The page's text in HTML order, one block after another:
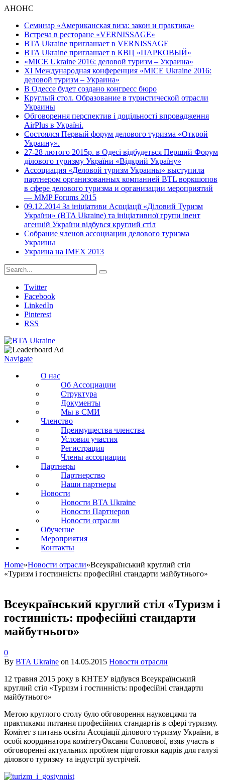
АНОНС
Семинар «Американская виза: закон и практика»
Встреча в ресторане «VERNISSAGE»
BTA Ukraine приглашает в VERNISSAGE
BTA Ukraine приглашает в КВЦ «ПАРКОВЫЙ»
«MICE Ukraine 2016: деловой туризм – Украина»
ХI Международная конференция «MICE Ukraine 2016:
деловой туризм – Украина»
В Одессе будет создано конгресс бюро
Круглый стол. Образование в туристической отрасли
Украины
Обговорення перспектив і доцільності впровадження
AirPlus в Україні.
Состоялся Первый форум делового туризма «Открой
Украину».
27-28 лютого 2015р. в Одесі відбудеться Перший Форум
ділового туризму України «Відкрий Україну»
Ассоциация «Деловой туризм Украины» выступила
партнером организованных компанией BTL воркшопов
в сфере делового туризма и организации мероприятий
— MMP Forums 2015
09.12.2014 За ініціативи Асоціації «Діловий Туризм
України» (BTA Ukraine) та ініціативної групи івент
агенцій України відбувся круглий стіл
Собрание членов ассоциации делового туризма
Украины
Украина на IMEX 2013
Twitter
Facebook
LinkedIn
Pinterest
RSS
Navigate
О нас
Об Ассоциации
Структура
Документы
Мы в СМИ
Членство
Преимущества членства
Условия участия
Регистрация
Члены ассоциации
Партнеры
Партнерство
Наши партнеры
Новости
Новости BTA Ukraine
Новости Партнеров
Новости отрасли
Обучение
Мероприятия
Контакты
Home»Новости отрасли»Всеукраїнський круглий стіл
«Туризм і гостинність: професійні стандарти майбутнього»
Всеукраїнський круглий стіл «Туризм і
гостинність: професійні стандарти
майбутнього»
0
By BTA Ukraine on 14.05.2015 Новости отрасли
12 травня 2015 року в КНТЕУ відбувся Всеукраїнський
круглий стіл «Туризм і гостинність: професійні стандарти
майбутнього»
Метою круглого столу було обговорення науковцями та
практиками питання професійних стандартів в сфері туризму.
Комітет з питань освіти Асоціації ділового туризму України, в
особі координатора комітетуОксани Соловової, взяв участь в
обговоренні актуальних проблем підготовки кадрів для галузі
ділового туризму та індустрії зустрічей.